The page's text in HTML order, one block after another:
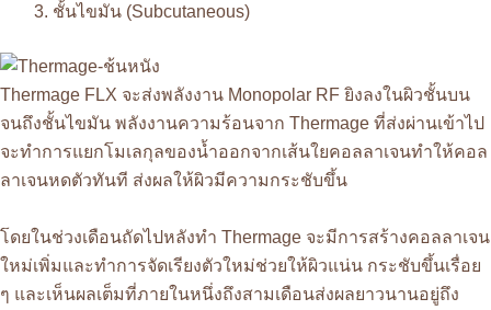
ชั้นไขมัน (Subcutaneous)
Thermage FLX จะส่งพลังงาน Monopolar RF ยิงลงในผิวชั้นบน
จนถึงชั้นไขมัน พลังงานความร้อนจาก Thermage ที่ส่งผ่านเข้าไป
จะทำการแยกโมเลกุลของน้ำออกจากเส้นใยคอลลาเจนทำให้คอล
ลาเจนหดตัวทันที ส่งผลให้ผิวมีความกระชับขึ้น
โดยในช่วงเดือนถัดไปหลังทำ Thermage จะมีการสร้างคอลลาเจน
ใหม่เพิ่มและทำการจัดเรียงตัวใหม่ช่วยให้ผิวแน่น กระชับขึ้นเรื่อย
ๆ และเห็นผลเต็มที่ภายในหนึ่งถึงสามเดือนส่งผลยาวนานอยู่ถึง